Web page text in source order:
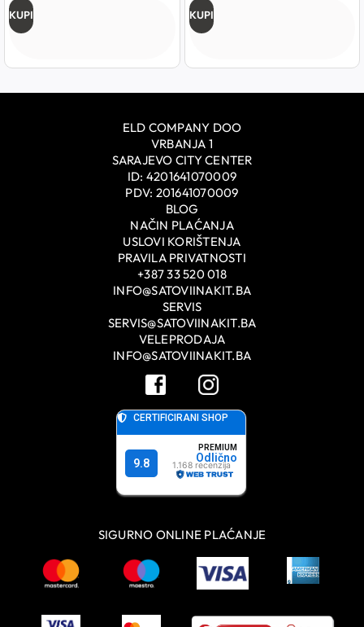
KUPI KUPI
ELD COMPANY DOO
VRBANJA 1
SARAJEVO CITY CENTER
ID: 4201641070009
PDV: 201641070009
BLOG
NAČIN PLAĆANJA
USLOVI KORIŠTENJA
PRAVILA PRIVATNOSTI
+387 33 520 018
INFO@SATOVIINAKIT.BA
SERVIS
SERVIS@SATOVIINAKIT.BA
VELEPRODAJA
INFO@SATOVIINAKIT.BA
SIGURNO ONLINE PLAĆANJE